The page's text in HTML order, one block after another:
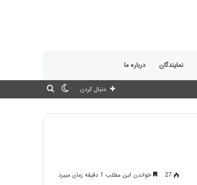
نمایندگان درباره ما
تغییر
دنبال کردن
27 خواندن این مطلب 1 دقیقه زمان میبرد